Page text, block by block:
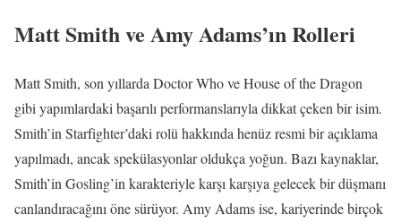
Matt Smith ve Amy Adams’ın Rolleri
Matt Smith, son yıllarda Doctor Who ve House of the Dragon
gibi yapımlardaki başarılı performanslarıyla dikkat çeken bir isim.
Smith’in Starfighter’daki rolü hakkında henüz resmi bir açıklama
yapılmadı, ancak spekülasyonlar oldukça yoğun. Bazı kaynaklar,
Smith’in Gosling’in karakteriyle karşı karşıya gelecek bir düşmanı
canlandıracağını öne sürüyor. Amy Adams ise, kariyerinde birçok